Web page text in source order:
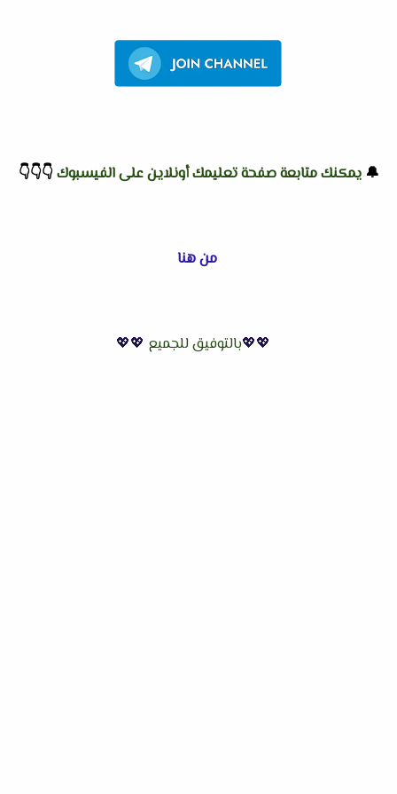
🔔يمكنك متابعة صفحة تعليمك أونلاين على الفيسبوك👇
👇
👇
من هنا
💖💖بالتوفيق للجميع 💖💖